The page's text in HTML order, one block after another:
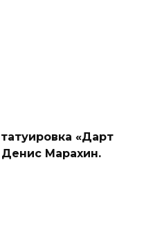
«Дарт
Марахин.